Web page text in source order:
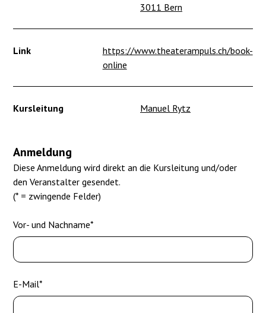
3011 Bern
Link
https://www.theaterampuls.ch/book-
online
Kursleitung Manuel Rytz
Anmeldung
Diese Anmeldung wird direkt an die Kursleitung und/oder
den Veranstalter gesendet.
(* = zwingende Felder)
Vor- und Nachname*
E-Mail*